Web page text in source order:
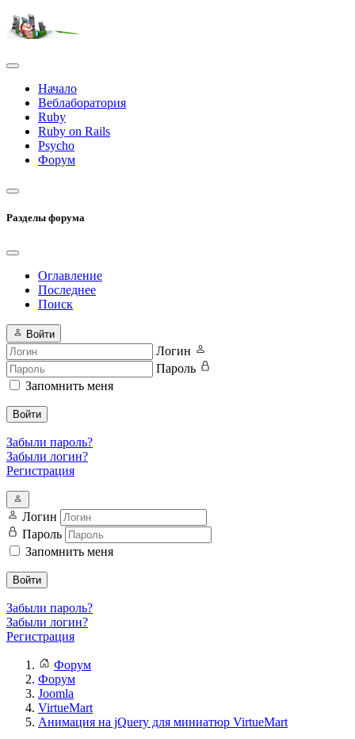
Начало
Веблаборатория
Ruby
Ruby on Rails
Psycho
Форум
Разделы форума
Оглавление
Последнее
Поиск
Войти
Логин
Пароль
Запомнить меня
Войти
Забыли пароль?
Забыли логин?
Регистрация
Логин
Пароль
Запомнить меня
Войти
Забыли пароль?
Забыли логин?
Регистрация
Форум
Форум
Joomla
VirtueMart
Анимация на jQuery для миниатюр VirtueMart